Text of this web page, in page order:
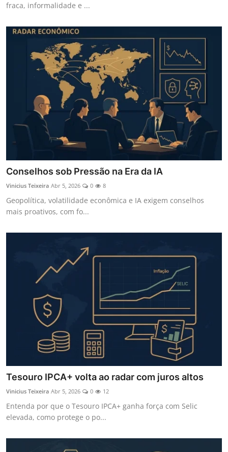
fraca, informalidade e ...
Conselhos sob Pressão na Era da IA
Vinicius Teixeira Abr 5, 2026 0 8
Geopolítica, volatilidade econômica e IA exigem conselhos
mais proativos, com fo...
Tesouro IPCA+ volta ao radar com juros altos
Vinicius Teixeira Abr 5, 2026 0 12
Entenda por que o Tesouro IPCA+ ganha força com Selic
elevada, como protege o po...